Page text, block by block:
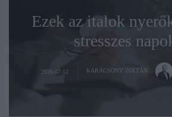
Ezek az italok
stresszes
2026-07-12 KARÁCSONY ZOLTÁN